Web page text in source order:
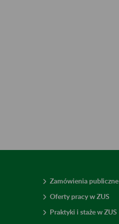
Zamówienia publiczne
Oferty pracy w ZUS
Praktyki i staże w ZUS